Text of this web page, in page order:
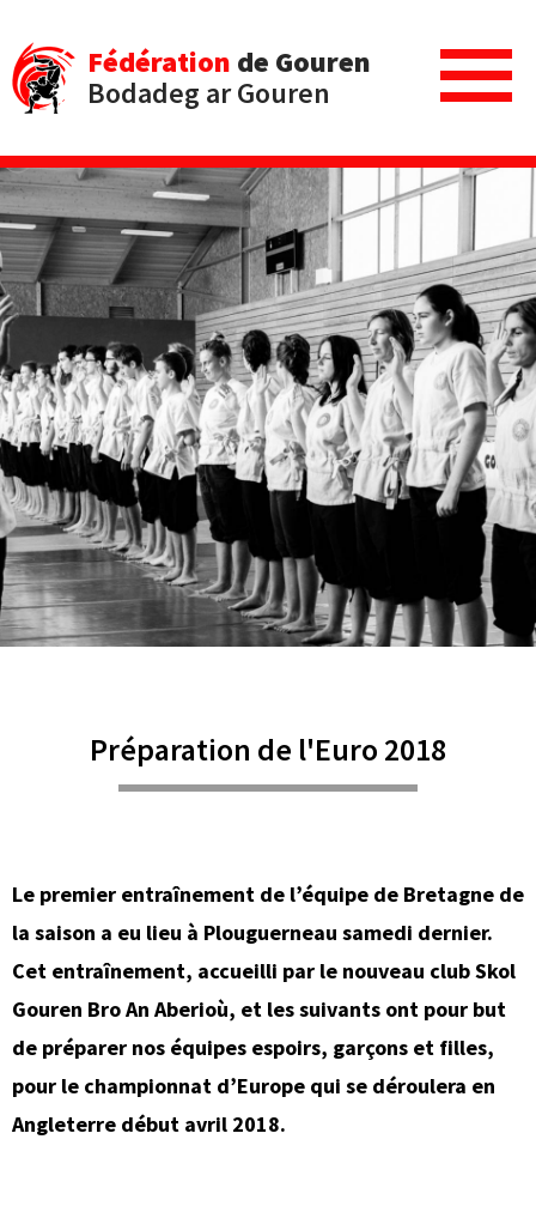
Fédération de Gouren
Bodadeg ar Gouren
Préparation de l'Euro 2018
Le premier entraînement de l’équipe de Bretagne de
la saison a eu lieu à Plouguerneau samedi dernier.
Cet entraînement, accueilli par le nouveau club Skol
Gouren Bro An Aberioù, et les suivants ont pour but
de préparer nos équipes espoirs, garçons et filles,
pour le championnat d’Europe qui se déroulera en
Angleterre début avril 2018.